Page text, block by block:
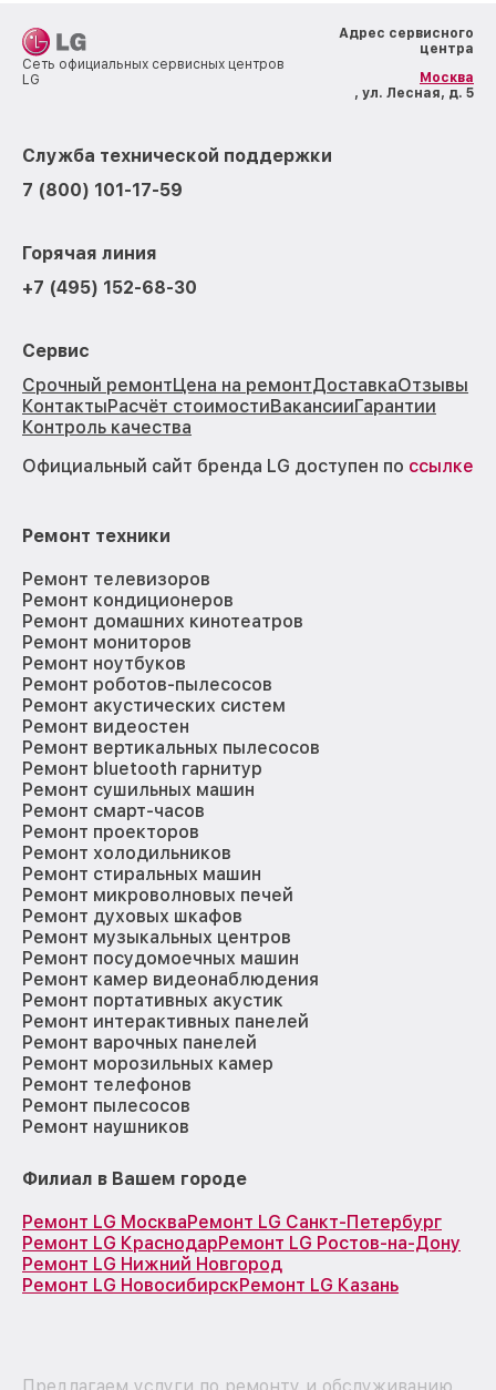
Сеть официальных сервисных центров
LG
Адрес сервисного
центра
Москва
, ул. Лесная, д. 5
Служба технической поддержки
7 (800) 101-17-59
Горячая линия
+7 (495) 152-68-30
Сервис
Срочный ремонтЦена на ремонтДоставкаОтзывы
КонтактыРасчёт стоимостиВакансииГарантии
Контроль качества
Официальный сайт бренда LG доступен по ссылке
Ремонт техники
Ремонт телевизоров
Ремонт кондиционеров
Ремонт домашних кинотеатров
Ремонт мониторов
Ремонт ноутбуков
Ремонт роботов-пылесосов
Ремонт акустических систем
Ремонт видеостен
Ремонт вертикальных пылесосов
Ремонт bluetooth гарнитур
Ремонт сушильных машин
Ремонт смарт-часов
Ремонт проекторов
Ремонт холодильников
Ремонт стиральных машин
Ремонт микроволновых печей
Ремонт духовых шкафов
Ремонт музыкальных центров
Ремонт посудомоечных машин
Ремонт камер видеонаблюдения
Ремонт портативных акустик
Ремонт интерактивных панелей
Ремонт варочных панелей
Ремонт морозильных камер
Ремонт телефонов
Ремонт пылесосов
Ремонт наушников
Филиал в Вашем городе
Ремонт LG МоскваРемонт LG Санкт-Петербург
Ремонт LG КраснодарРемонт LG Ростов-на-Дону
Ремонт LG Нижний Новгород
Ремонт LG НовосибирскРемонт LG Казань